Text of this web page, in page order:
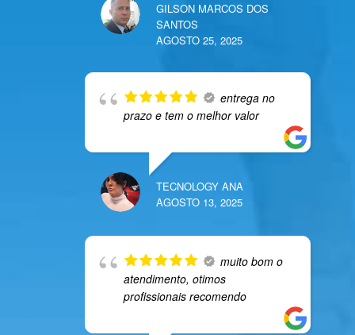
GILSON MARCOS DOS
SANTOS
AGOSTO 25, 2025
entrega no
prazo e tem o melhor valor
TECNOLOGY ANA
AGOSTO 13, 2025
muito bom o
atendimento, otimos
profissionais recomendo